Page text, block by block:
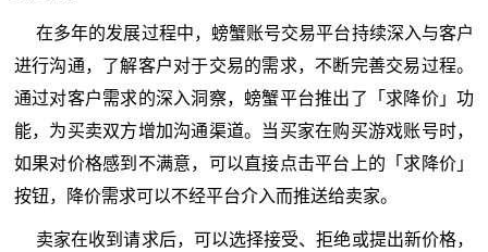
在多年的发展过程中，螃蟹账号交易平台持续深入与客户
进行沟通，了解客户对于交易的需求，不断完善交易过程。
通过对客户需求的深入洞察，螃蟹平台推出了「求降价」功
能，为买卖双方增加沟通渠道。当买家在购买游戏账号时，
如果对价格感到不满意，可以直接点击平台上的「求降价」
按钮，降价需求可以不经平台介入而推送给卖家。
卖家在收到请求后，可以选择接受、拒绝或提出新价格，